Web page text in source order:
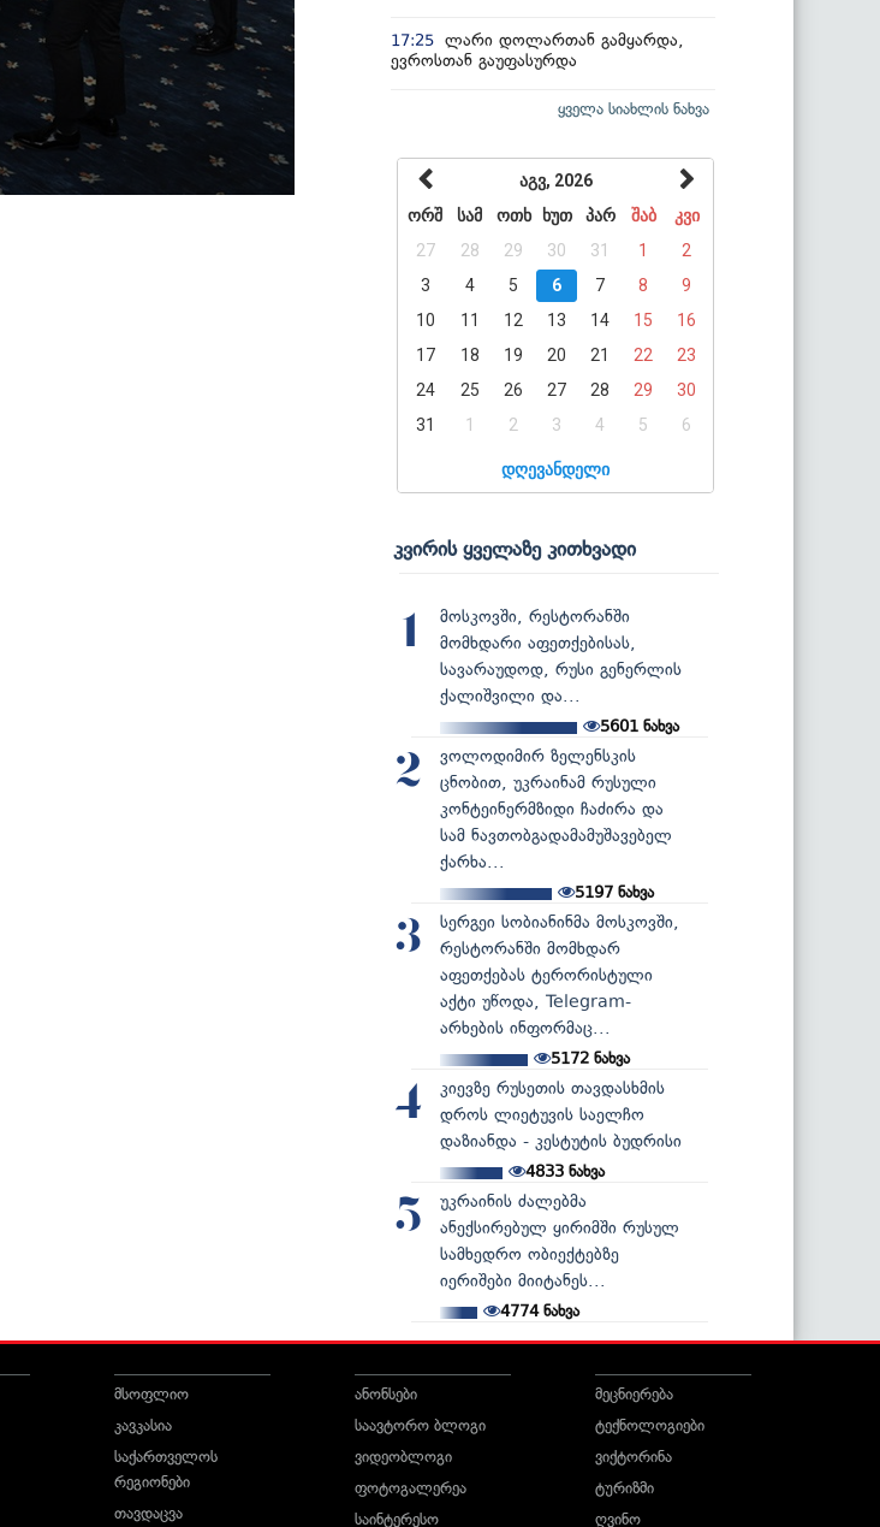
17:25 ლარი დოლართან გამყარდა,
ევროსთან გაუფასურდა
ყველა სიახლის ნახვა
აგვ, 2026
ორშ
სამ ოთხ ხუთ პარ შაბ
კვი
27
28 29 30 31 1
2
3
4 5 6 7 8
9
10
11 12 13 14 15
16
17
18 19 20 21 22
23
24
25 26 27 28 29
30
31
1 2 3 4 5 6
დღევანდელი
კვირის ყველაზე კითხვადი
1
მოსკოვში, რესტორანში
მომხდარი აფეთქებისას,
სავარაუდოდ, რუსი გენერლის
ქალიშვილი და...
5601 ნახვა
2
ვოლოდიმირ ზელენსკის
ცნობით, უკრაინამ რუსული
კონტეინერმზიდი ჩაძირა და
სამ ნავთობგადამამუშავებელ
ქარხა...
5197 ნახვა
3
სერგეი სობიანინმა მოსკოვში,
რესტორანში მომხდარ
აფეთქებას ტერორისტული
აქტი უწოდა, Telegram-
არხების ინფორმაც...
5172ნახვა
4
კიევზე რუსეთის თავდასხმის
დროს ლიეტუვის საელჩო
დაზიანდა - კესტუტის ბუდრისი
4833ნახვა
5
უკრაინის ძალებმა
ანექსირებულ ყირიმში რუსულ
სამხედრო ობიექტებზე
იერიშები მიიტანეს...
4774ნახვა
მსოფლიო
კავკასია
საქართველოს
რეგიონები
თავდაცვა
ანონსები
საავტორო ბლოგი
ვიდეობლოგი
ფოტოგალერეა
საინტერესო
მეცნიერება
ტექნოლოგიები
ვიქტორინა
ტურიზმი
ღვინო